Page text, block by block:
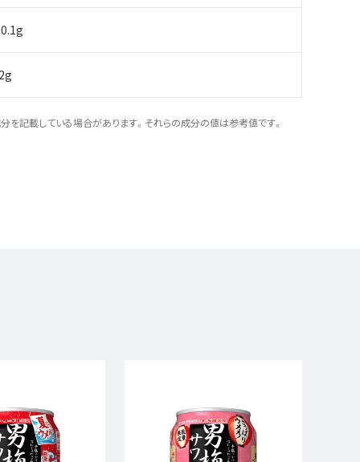
を記載している場合があります。それらの成分の値は参考値です。